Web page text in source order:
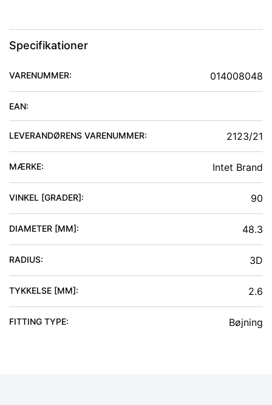
Specifikationer
VARENUMMER: 014008048
EAN:
LEVERANDØRENS VARENUMMER: 2123/21
MÆRKE: Intet Brand
VINKEL [GRADER]: 90
DIAMETER [MM]: 48.3
RADIUS: 3D
TYKKELSE [MM]: 2.6
FITTING TYPE: Bøjning